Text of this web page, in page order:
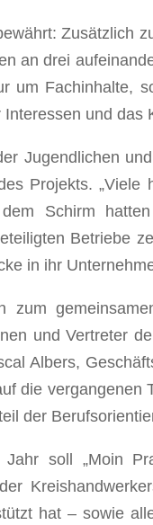
Zusätzlich
an drei
um Fachinhalte,
und das
Jugendlichen
Projekts.
Schirm
Betriebe
in ihr
zum
und Vertreter
Albers,
die vergangenen
der
soll „Moin
hat – sowie